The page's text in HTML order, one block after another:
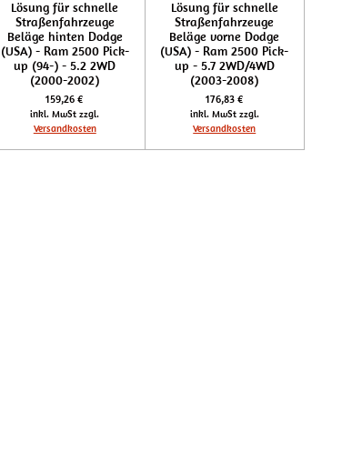
Lösung für schnelle
Straßenfahrzeuge
Beläge hinten Dodge
(USA) - Ram 2500 Pick-
up (94-) - 5.2 2WD
(2000-2002)
159,26 €
inkl. MwSt zzgl.
Versandkosten
Lösung für schnelle
Straßenfahrzeuge
Beläge vorne Dodge
(USA) - Ram 2500 Pick-
up - 5.7 2WD/4WD
(2003-2008)
176,83 €
inkl. MwSt zzgl.
Versandkosten